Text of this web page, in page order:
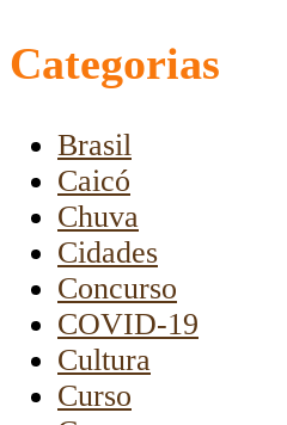
Categorias
Brasil
Caicó
Chuva
Cidades
Concurso
COVID-19
Cultura
Curso